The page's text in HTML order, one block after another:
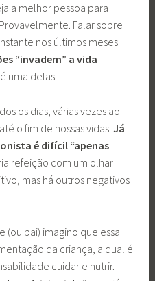
a melhor pessoa para
Falar sobre
nos últimos meses
“invadem” a vida
uma delas.
os dias, várias vezes ao
o fim de nossas vidas.Já
é difícil “apenas
refeição com um olhar
mas há outros negativos
(ou pai) imagino que essa
da criança, a qual é
cuidar e nutrir.